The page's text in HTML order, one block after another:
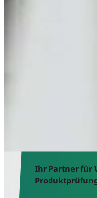
Ihr Partner für